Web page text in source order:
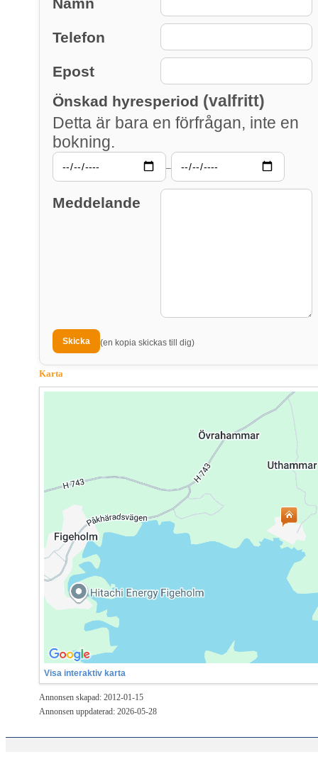
Telefon
Epost
Önskad hyresperiod (valfritt)
Detta är bara en förfrågan, inte en
bokning.
–
Meddelande
(en kopia skickas till dig)
Karta
Visa interaktiv karta
Annonsen skapad: 2012-01-15
Annonsen uppdaterad: 2026-05-28